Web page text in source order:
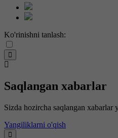
Ko'rinishni tanlash:
Saqlangan xabarlar
Sizda hozircha saqlangan xabarlar
Yangiliklarni o'qish